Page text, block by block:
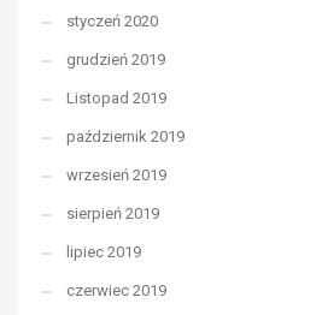
styczeń 2020
grudzień 2019
Listopad 2019
październik 2019
wrzesień 2019
sierpień 2019
lipiec 2019
czerwiec 2019